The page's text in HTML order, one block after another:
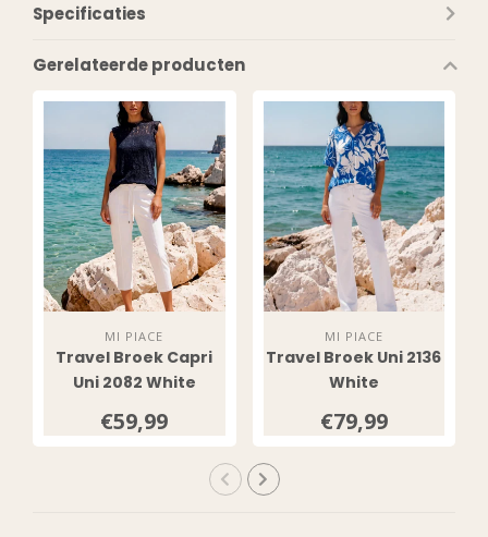
Specificaties
Gerelateerde producten
MI PIACE
Travel Broek Capri
Uni 2082 White
€59,99
MI PIACE
Travel Broek Uni 2136
White
€79,99